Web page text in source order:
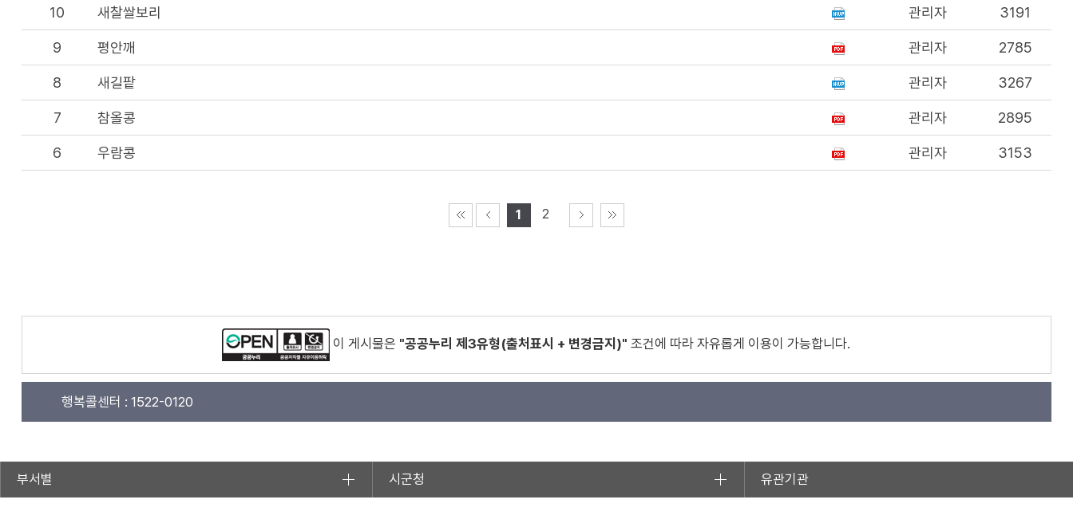
10 새찰쌀보리 관리자 3191
9 평안깨 관리자 2785
8 새길팥 관리자 3267
7 참올콩 관리자 2895
6 우람콩 관리자 3153
1 2
이 게시물은 "공공누리 제3유형(출처표시 + 변경금지)" 조건에 따라 자유롭게 이용이 가능합니다.
행복콜센터 : 1522-0120
부서별 시군청 유관기관